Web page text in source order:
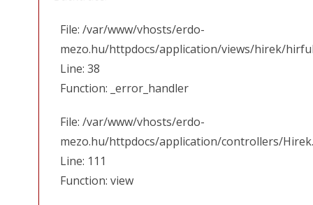
File: /var/www/vhosts/erdo-
mezo.hu/httpdocs/application/views/hirek/
Line: 38
Function: _error_handler
File: /var/www/vhosts/erdo-
mezo.hu/httpdocs/application/controllers/
Line: 111
Function: view